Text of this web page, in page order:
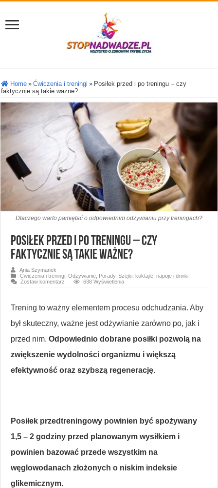
Home » Ćwiczenia i treningi » Posiłek przed i po treningu – czy
faktycznie są takie ważne?
Dlaczego warto pamiętać o odpowiednim odżywianiu przy treningach?
Posiłek przed i po treningu – czy
faktycznie są takie ważne?
Ania Szymanek
Ćwiczenia i treningi ,Odżywianie Porady,Szejki, koktajle, napoje i drinki
Zostaw komentarz
638 Wyświetlenia
Trening to ważny elementem procesu odchudzania. Aby
był skuteczny, ważne jest odżywianie zarówno po, jak i
przed nim.Odpowiednio dobrane posiłki pozwolą na
zwiększenie wydolności organizmu i większą
efektywność oraz szybszą regenerację.
Posiłek przedtreningowy powinien być spożywany
1,5 – 2 godziny przed planowanym wysiłkiem i
powinien bazować przede wszystkim na
węglowodanach złożonych o niskim indeksie
glikemicznym.